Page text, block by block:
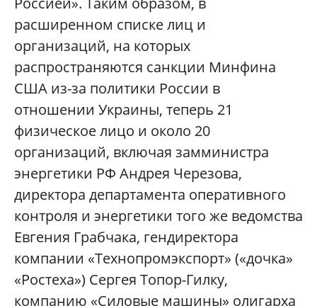
расширенном списке лиц и
организаций, на которых
распространяются санкции Минфина
США из-за политики России в
отношении Украины, теперь 21
физическое лицо и около 20
организаций, включая замминистра
энергетики РФ Андрея Черезова,
директора департамента оперативного
контроля и энергетики того же ведомства
Евгения Грабчака, гендиректора
компании «Технопромэкспорт» («дочка»
«Ростеха») Сергея Топор-Гилку,
компанию «Силовые машины» олигарха